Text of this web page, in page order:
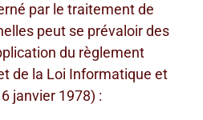
par le traitement de
peut se prévaloir des
du règlement
de la Loi Informatique et
janvier 1978) :